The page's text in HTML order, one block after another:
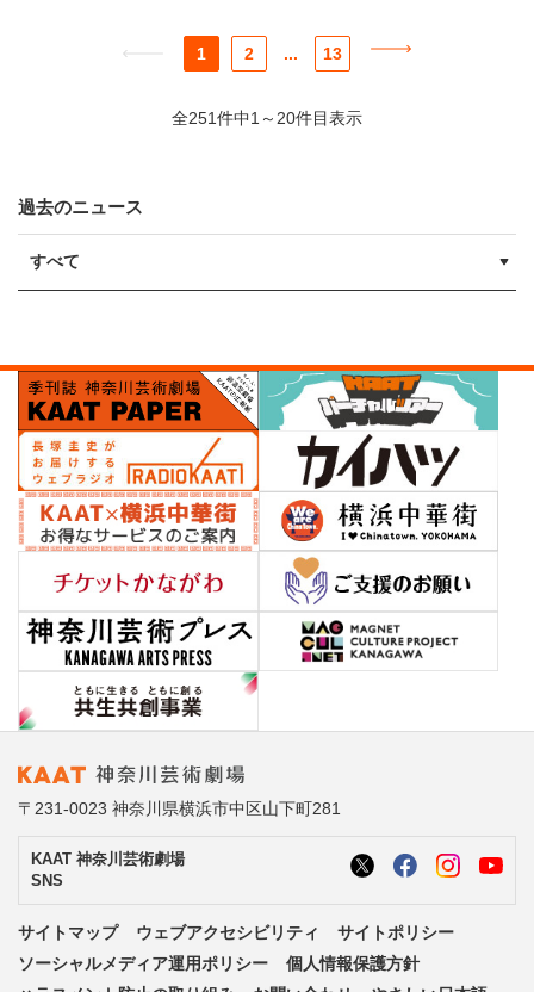
1 2 ... 13
全251件中1～20件目表示
過去のニュース
〒231-0023 神奈川県横浜市中区山下町281
KAAT 神奈川芸術劇場
SNS
サイトマップ ウェブアクセシビリティ
サイトポリシー
ソーシャルメディア運用ポリシー
個人情報保護方針